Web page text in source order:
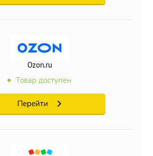
Ozon.ru
Товар доступен
Перейти